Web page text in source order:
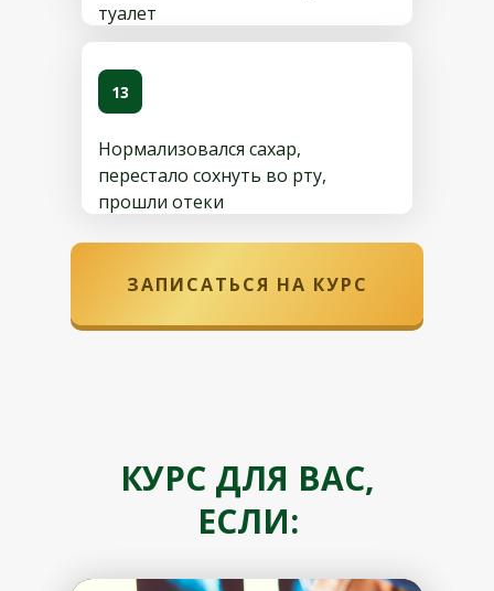
ЗАПИСАТЬСЯ НА КУРС
туалет
Нормализовался сахар,
перестало сохнуть во рту,
прошли отеки
13
КУРС ДЛЯ ВАС,
ЕСЛИ: